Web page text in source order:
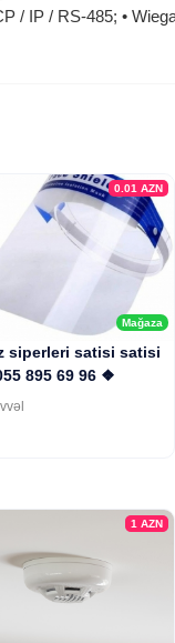
/ IP / RS-485; •
Mağaza
0.01 AZN
siperleri satisi satisi
895 69 96 ❖
1 AZN